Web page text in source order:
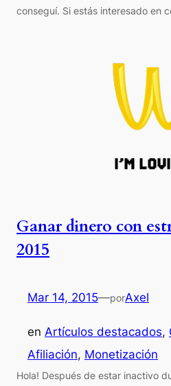
conseguí. Si estás interesado en
Ganar dinero con
2015
Mar 14, 2015—porAxel
en Artículos destacados,
Afiliación, Monetización
Hola! Después de estar inactivo